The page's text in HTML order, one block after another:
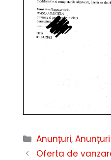
Categorii
Anunțuri,
Oferta de